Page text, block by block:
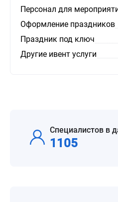
Персонал для
Оформление праздников
Праздник под ключ
Другие ивент услуги
Специалистов в
1105